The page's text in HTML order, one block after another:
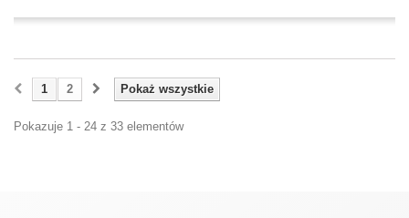
Pokaż wszystkie
1 2
Pokazuje 1 - 24 z 33 elementów